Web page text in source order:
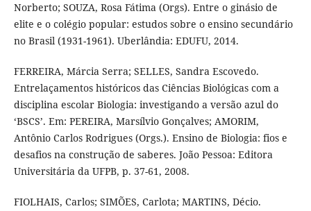
Norberto; SOUZA, Rosa Fátima (Orgs). Entre o ginásio de
elite e o colégio popular: estudos sobre o ensino secundário
no Brasil (1931-1961). Uberlândia: EDUFU, 2014.
FERREIRA, Márcia Serra; SELLES, Sandra Escovedo.
Entrelaçamentos históricos das Ciências Biológicas com a
disciplina escolar Biologia: investigando a versão azul do
‘BSCS’. Em: PEREIRA, Marsílvio Gonçalves; AMORIM,
Antônio Carlos Rodrigues (Orgs.). Ensino de Biologia: fios e
desafios na construção de saberes. João Pessoa: Editora
Universitária da UFPB, p. 37-61, 2008.
FIOLHAIS, Carlos; SIMÕES, Carlota; MARTINS, Décio.